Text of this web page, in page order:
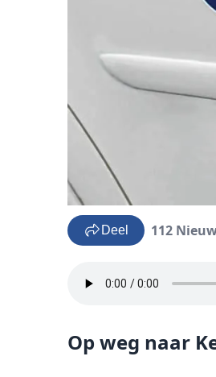
Deel 112
Op weg naar